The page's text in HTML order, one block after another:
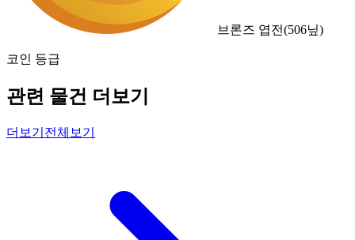
브론즈 엽전(506닢)
코인 등급
관련 물건 더보기
더보기 전체보기